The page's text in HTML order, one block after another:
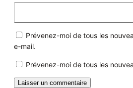
Prévenez-moi de tous les
e-mail.
Prévenez-moi de tous les